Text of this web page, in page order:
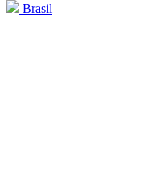
Brasil